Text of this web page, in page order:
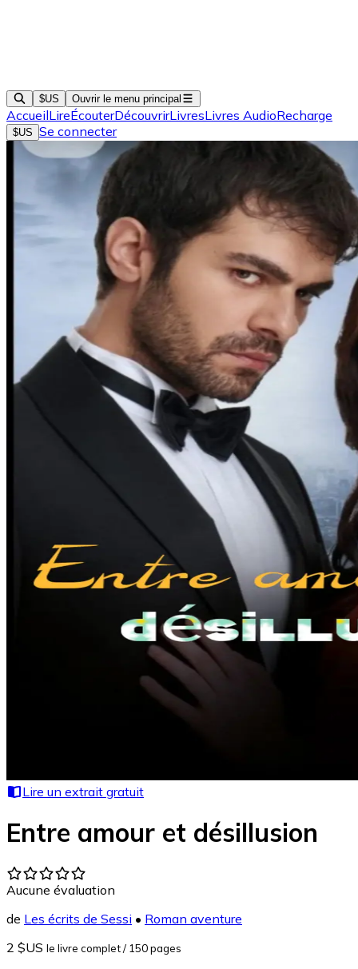
$US Ouvrir le menu principal
AccueilLireÉcouterDécouvrirLivresLivres AudioRecharge
$US Se connecter
Lire un extrait gratuit
Entre amour et désillusion
Aucune évaluation
de Les écrits de Sessi • Roman aventure
2 $US le livre complet/ 150 pages